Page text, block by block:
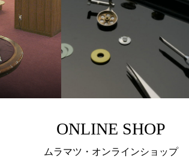
ONLINE SHOP
ムラマツ・オンラインショップ